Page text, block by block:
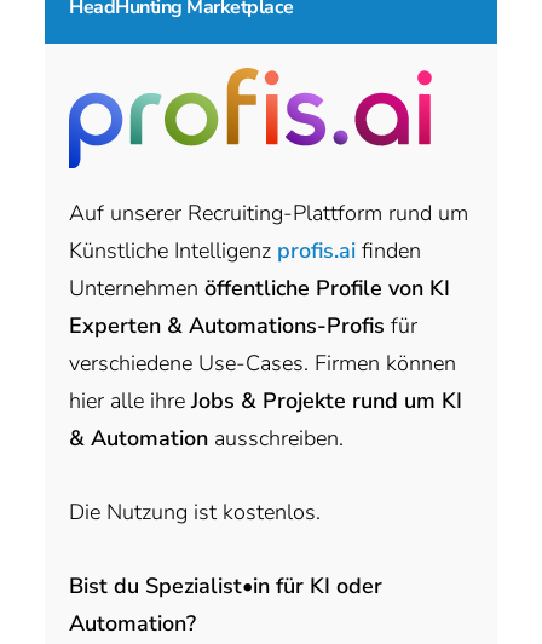
HeadHunting Marketplace
Auf unserer Recruiting-Plattform rund um
Künstliche Intelligenz profis.ai finden
Unternehmen öffentliche Profile von KI
Experten & Automations-Profis für
verschiedene Use-Cases. Firmen können
hier alle ihreJobs & Projekte rund um KI
& Automation ausschreiben.
Die Nutzung ist kostenlos.
Bist du Spezialist•in für KI oder
Automation?